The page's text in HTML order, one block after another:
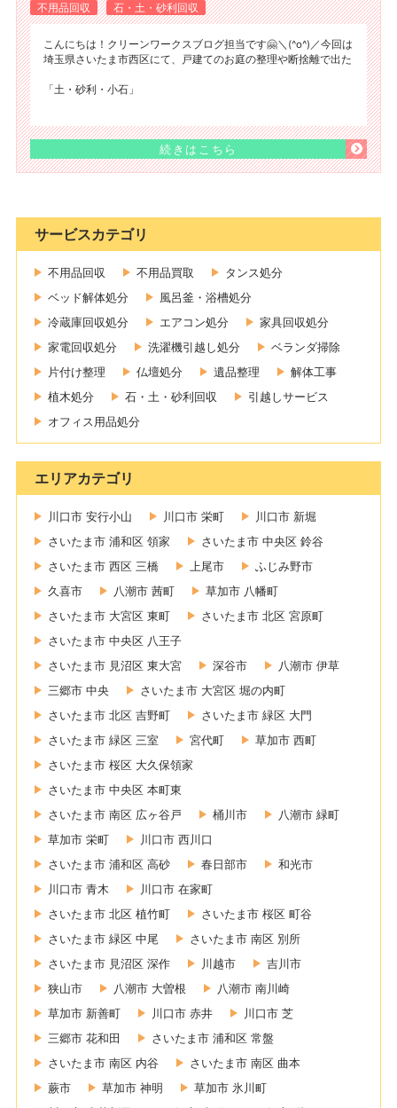
不用品回収 石・土・砂利回収
こんにちは！クリーンワークスブログ担当です🤗＼(^o^)／今回は
埼玉県さいたま市西区にて、戸建てのお庭の整理や断捨離で出た
「土・砂利・小石」
続きはこちら
サービスカテゴリ
不用品回収 不用品買取
タンス処分
ベッド解体処分
風呂釜・浴槽処分
冷蔵庫回収処分
エアコン処分
家具回収処分
家電回収処分
洗濯機引越し処分
ベランダ掃除
片付け整理
仏壇処分 遺品整理
解体工事
植木処分
石・土・砂利回収
引越しサービス
オフィス用品処分
エリアカテゴリ
川口市 安行小山 川口市 栄町
川口市 新堀
さいたま市 浦和区 領家
さいたま市 中央区 鈴谷
さいたま市 西区 三橋
上尾市
ふじみ野市
久喜市
八潮市 茜町
草加市 八幡町
さいたま市 大宮区 東町
さいたま市 北区 宮原町
さいたま市 中央区 八王子
さいたま市 見沼区 東大宮
深谷市
八潮市 伊草
三郷市 中央
さいたま市 大宮区 堀の内町
さいたま市 北区 吉野町
さいたま市 緑区 大門
さいたま市 緑区 三室
宮代町
草加市 西町
さいたま市 桜区 大久保領家
さいたま市 中央区 本町東
さいたま市 南区 広ヶ谷戸
桶川市
八潮市 緑町
草加市 栄町
川口市 西川口
さいたま市 浦和区 高砂
春日部市
和光市
川口市 青木
川口市 在家町
さいたま市 北区 植竹町
さいたま市 桜区 町谷
さいたま市 緑区 中尾
さいたま市 南区 別所
さいたま市 見沼区 深作
川越市
吉川市
狭山市
八潮市 大曽根
八潮市 南川崎
草加市 新善町
川口市 赤井
川口市 芝
三郷市 花和田
さいたま市 浦和区 常盤
さいたま市 南区 内谷
さいたま市 南区 曲本
蕨市
草加市 神明
草加市 氷川町